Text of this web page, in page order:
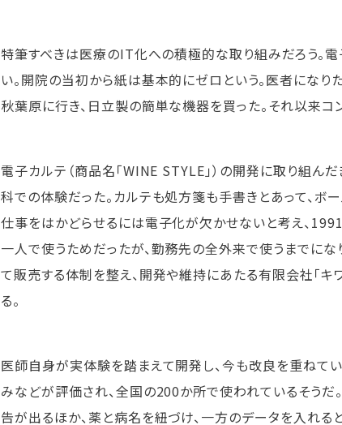
特筆すべきは医療のIT化への積極的な取り組みだろう。
い。開院の当初から紙は基本的にゼロという。医者にな
秋葉原に行き、日立製の簡単な機器を買った。それ以来コ
電子カルテ（商品名「WINE STYLE」）の開発に取り組ん
科での体験だった。カルテも処方箋も手書きとあって、ボ
仕事をはかどらせるには電子化が欠かせないと考え、
一人で使うためだったが、勤務先の全外来で使うまでに
て販売する体制を整え、開発や維持にあたる有限会社「キ
る。
医師自身が実体験を踏まえて開発し、今も改良を重ねて
みなどが評価され、全国の200か所で使われているそうだ
告が出るほか、薬と病名を紐づけ、一方のデータを入れる